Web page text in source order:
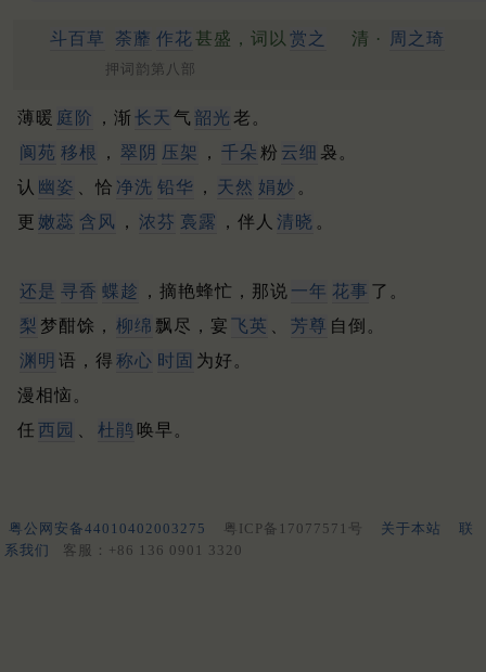
斗百草 荼蘼 作花甚盛，词以 赏之 清 · 周之琦
押词韵第八部
薄暖 庭阶 ，渐 长天 气 韶光 老。
阆苑 移根 ， 翠阴 压架 ， 千朵 粉 云细 袅。
认 幽姿 、恰 净洗 铅华 ， 天然 娟妙 。
更 嫩蕊 含风 ， 浓芬 裛露 ，伴人 清晓 。
还是 寻香 蝶趁 ，摘艳蜂忙，那说 一年 花事 了。
梨 梦酣馀， 柳绵 飘尽，宴 飞英 芳尊 自倒。
渊明 语，得 称心 时固 为好。
漫相恼。
任 西园 杜鹃 唤早。
粤公网安备44010402003275 粤ICP备17077571号 关于本站
联
系我们
客服：+86 136 0901 3320